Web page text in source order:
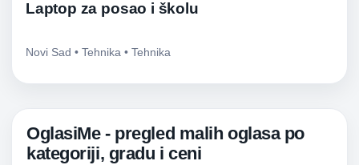
Laptop za posao i školu
Novi Sad • Tehnika • Tehnika
OglasiMe - pregled malih oglasa po
kategoriji, gradu i ceni